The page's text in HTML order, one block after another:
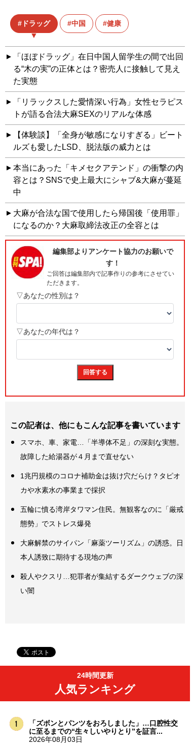
ドラッグ 中国 健康
「ほぼドラッグ」在日中国人留学生の間で出回
る“木の実”の正体とは？密売人に接触して見え
た実態
「リラックスした愛情深い行為」女性セラピス
トが語る合法大麻SEXのリアルな体感
【体験談】「全身が敏感になりすぎる」ビート
ルズも愛したLSD、脱法版の威力とは
本当にあった「キメセクアテンド」の衝撃の内
容とは？SNSで史上最大にシャブ&大麻が蔓延
中
大麻が合法な国で使用したら帰国後「使用罪」
になるのか？大麻取締法改正の全容とは
この記者は、他にもこんな記事を書いています
スマホ、車、家電…「半導体不足」の深刻な実態。
故障した給湯器が４月まで直せない
1兆円規模のコロナ補助金は抜け穴だらけ？タピオ
カや水素水の事業まで採択
五輪に憤る湾岸タワマン住民。無観客なのに「厳戒
態勢」でストレス爆発
大麻解禁のサイパン「麻薬ツーリズム」の誘惑。日
本人誘致に期待する現地の声
殺人やクスリ…犯罪者が集結するダークウェブの深
い闇
24時間更新
人気ランキング
「ズボンとパンツをおろしました」…口腔性交
に至るまでの“生々しいやりとり”を証言...
2026年08月03日